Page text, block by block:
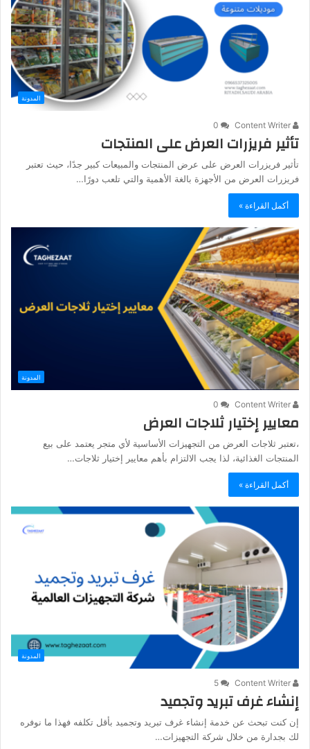
المدونة
0
تأثير فريزرات العرض على المنتجات
تأثير فريزرات العرض على عرض المنتجات والمبيعات كبير جدًا، حيث تعتبر
فريزرات العرض من الأجهزة بالغة الأهمية والتي تلعب دورًا…
أكمل القراءة »
المدونة
0
معايير إختيار ثلاجات العرض
،تعتبر ثلاجات العرض من التجهيزات الأساسية لأي متجر يعتمد على بيع
المنتجات الغذائية، لذا يجب الالتزام بأهم معايير إختيار ثلاجات…
أكمل القراءة »
المدونة
5
إنشاء غرف تبريد وتجميد
إن كنت تبحث عن خدمة إنشاء غرف تبريد وتجميد بأقل تكلفه فهذا ما نوفره
لك بجدارة من خلال شركة التجهيزات…